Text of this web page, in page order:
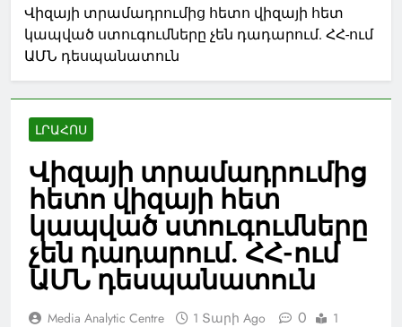
Վիզայի տրամադրումից հետո վիզայի հետ
կապված ստուգումները չեն դադարում. ՀՀ-ում
ԱՄՆ դեսպանատուն
ԼՐԱՀՈՍ
Վիզայի տրամադրումից
հետո վիզայի հետ
կապված ստուգումները
չեն դադարում. ՀՀ-ում
ԱՄՆ դեսպանատուն
Media Analytic Centre 1 Տարի Ago 0
1